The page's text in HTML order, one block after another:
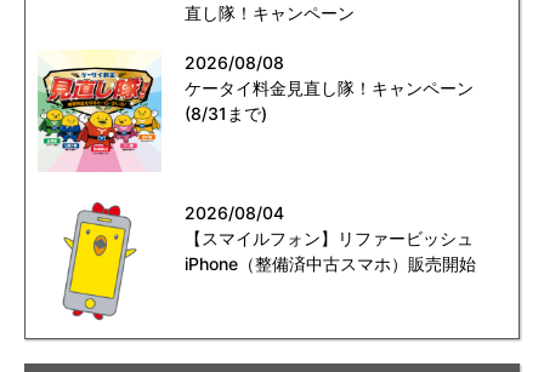
直し隊！キャンペーン
2026/08/08
ケータイ料金見直し隊！キャンペーン
(8/31まで)
2026/08/04
【スマイルフォン】リファービッシュ
iPhone（整備済中古スマホ）販売開始